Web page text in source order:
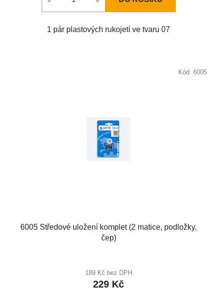
1 pár plastových rukojetí ve tvaru 07
6005 Středové uložení komplet (2 matice, podložky,
čep)
189 Kč bez DPH
229 Kč
Kód: 6005